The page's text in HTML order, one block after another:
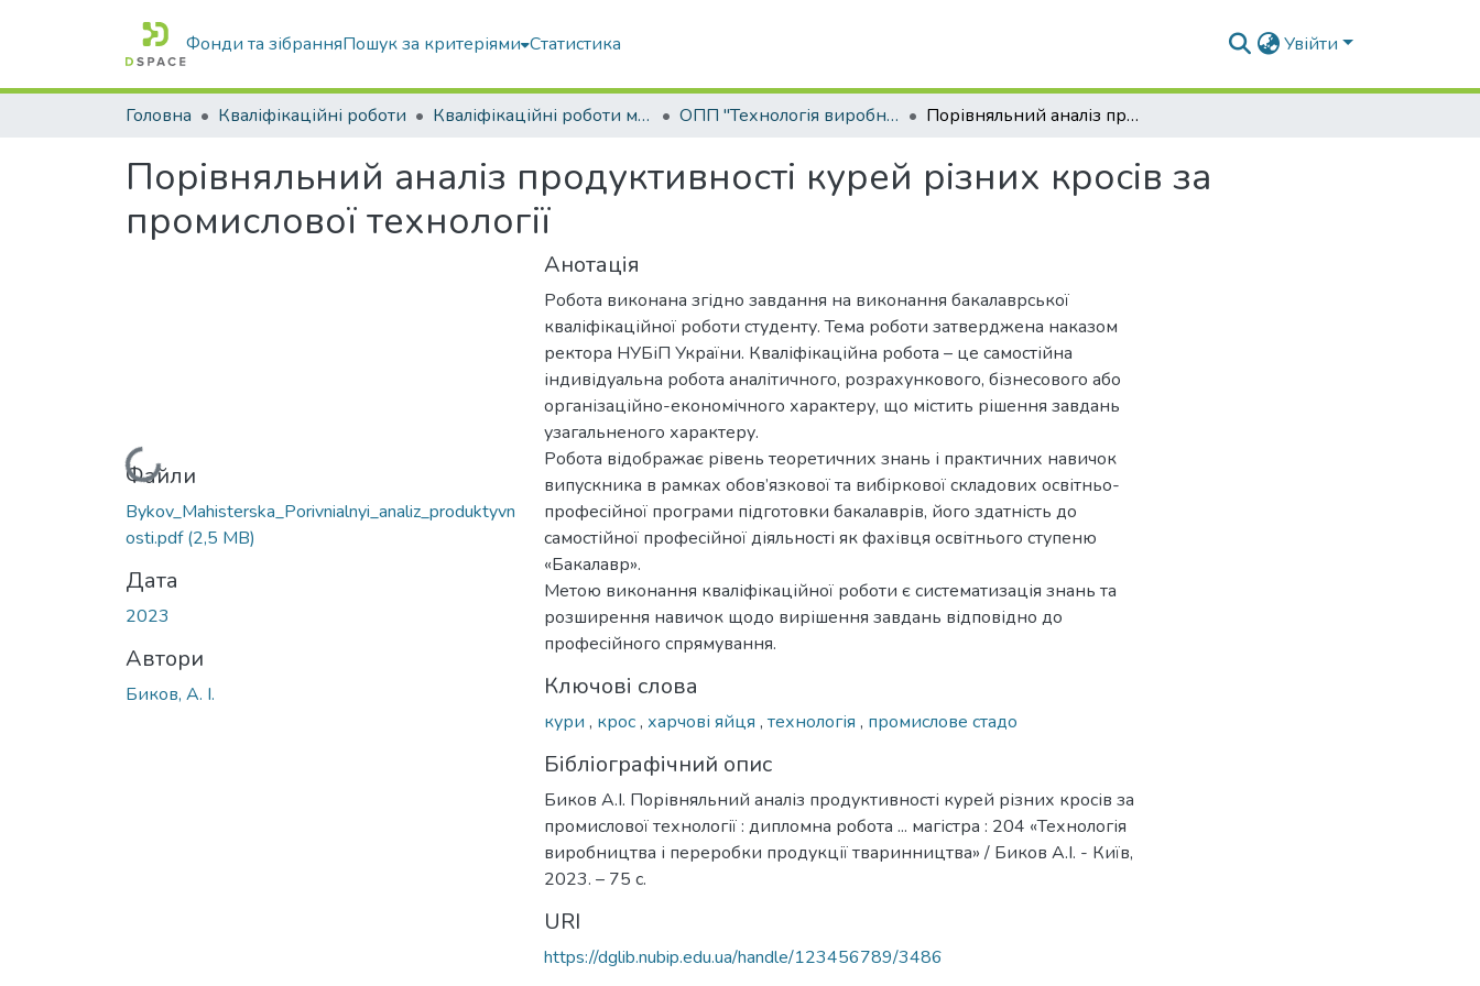
Фонди та зібранняПошук за критеріями Статистика Увійти
Головна Кваліфікаційні роботи Кваліфікаційні роботи магістрів ОПП "Технологія виробництва і переробки продукції тваринництва" Порівняльний аналіз продуктивності курей різних кросів за промислової технології
Порівняльний аналіз продуктивності курей різних кросів за
промислової технології
Вантажиться...
Файли
Bykov_Mahisterska_Porivnialnyi_analiz_produktyvn
osti.pdf(2,5 MB)
Дата
2023
Автори
Биков, А. І.
Анотація
Робота виконана згідно завдання на виконання бакалаврської
кваліфікаційної роботи студенту. Тема роботи затверджена наказом
ректора НУБіП України. Кваліфікаційна робота – це самостійна
індивідуальна робота аналітичного, розрахункового, бізнесового або
організаційно-економічного характеру, що містить рішення завдань
узагальненого характеру.
Робота відображає рівень теоретичних знань і практичних навичок
випускника в рамках обов’язкової та вибіркової складових освітньо-
професійної програми підготовки бакалаврів, його здатність до
самостійної професійної діяльності як фахівця освітнього ступеню
«Бакалавр».
Метою виконання кваліфікаційної роботи є систематизація знань та
розширення навичок щодо вирішення завдань відповідно до
професійного спрямування.
Ключові слова
кури , крос, харчові яйця , технологія , промислове стадо
Бібліографічний опис
Биков А.І. Порівняльний аналіз продуктивності курей різних кросів за
промислової технології : дипломна робота ... магістра : 204 «Технологія
виробництва і переробки продукції тваринництва» / Биков А.І. - Київ,
2023. – 75 с.
URI
https://dglib.nubip.edu.ua/handle/123456789/3486